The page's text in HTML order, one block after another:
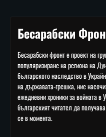
Бесарабски
Бесарабски фронт е проект на
популяризиране на региона на
българското наследство в
на държавата-грешка, ние
ежедневни хроники за войната в
българският читател да
се в момента.